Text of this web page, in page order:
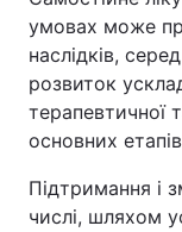
умовах може
наслідків,
розвиток
терапевтичної
основних
Підтримання і
числі, шляхом